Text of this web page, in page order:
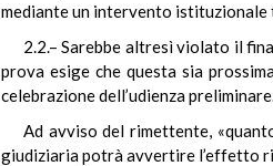
mediante un intervento
2.2.– Sarebbe altresì violato il
prova esige che questa sia
celebrazione dell’udienza
Ad avviso del rimettente,
giudiziaria potrà avvertire l’effetto